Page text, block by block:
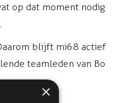
op dat moment nodig
blijft mi68 actief
teamleden van Bo
×